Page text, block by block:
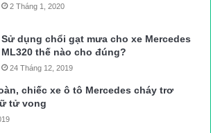
2 Tháng 1, 2020
Sử dụng chổi gạt mưa cho xe Mercedes
ML320 thế nào cho đúng?
24 Tháng 12, 2019
chiếc xe ô tô Mercedes cháy trơ
tử vong